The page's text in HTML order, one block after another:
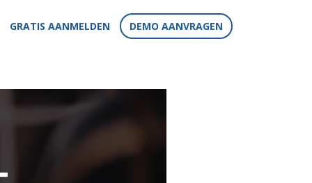
GRATIS AANMELDEN DEMO AANVRAGEN